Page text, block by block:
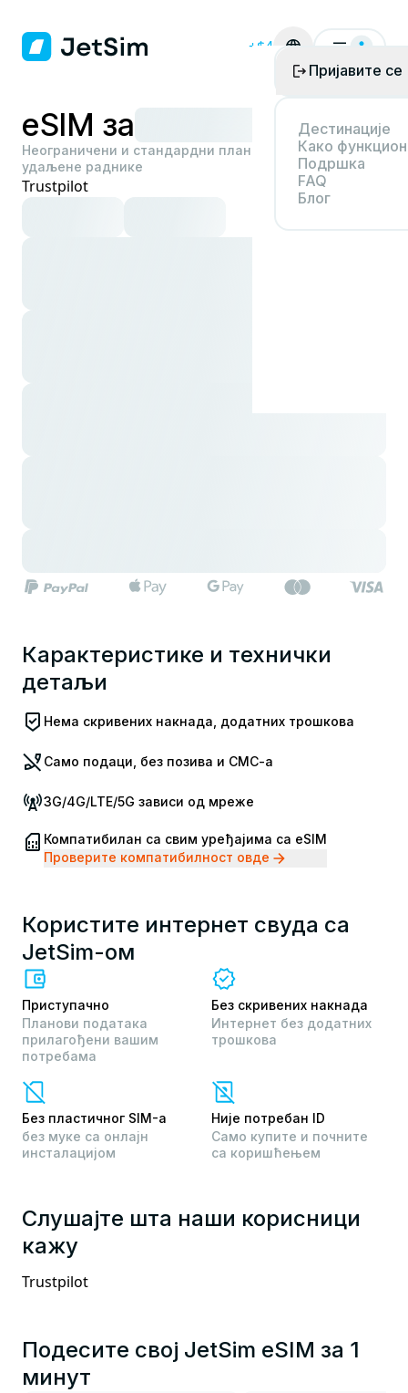
+$4
Пријавите се
Дестинације
Како
Подршка
FAQ
Блог
eSIM за
Неограничени и стандардни планови за путнике и
удаљене раднике
Trustpilot
Карактеристике и технички
детаљи
Нема скривених накнада, додатних трошкова
Само подаци, без позива и СМС-а
3G/4G/LTE/5G зависи од мреже
Компатибилан са свим уређајима са eSIM
Проверите компатибилност овде
Користите интернет свуда са
JetSim-ом
Приступачно
Планови података
прилагођени вашим
потребама
Без скривених накнада
Интернет без додатних
трошкова
Без пластичног SIM-а
без муке са онлајн
инсталацијом
Није потребан ID
Само купите и почните
са коришћењем
Слушајте шта наши корисници
кажу
Trustpilot
Подесите свој JetSim eSIM за 1
минут